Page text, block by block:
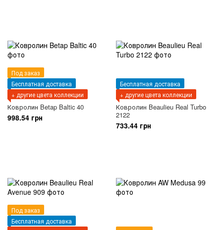
Под заказ
Бесплатная доставка
+ другие цвета коллекции
Ковролин Betap Baltic 40
998.54 грн
Бесплатная доставка
+ другие цвета коллекции
Ковролин Beaulieu Real Turbo
2122
733.44 грн
Под заказ
Бесплатная доставка